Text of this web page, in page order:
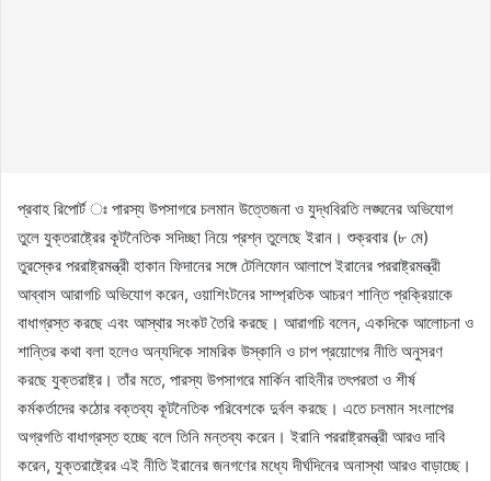
প্রবাহ রিপোর্ট ঃ পারস্য উপসাগরে চলমান উত্তেজনা ও যুদ্ধবিরতি লঙ্ঘনের অভিযোগ
তুলে যুক্তরাষ্ট্রের কূটনৈতিক সদিচ্ছা নিয়ে প্রশ্ন তুলেছে ইরান। শুক্রবার (৮ মে)
তুরস্কের পররাষ্ট্রমন্ত্রী হাকান ফিদানের সঙ্গে টেলিফোন আলাপে ইরানের পররাষ্ট্রমন্ত্রী
আব্বাস আরাগচি অভিযোগ করেন, ওয়াশিংটনের সাম্প্রতিক আচরণ শান্তি প্রক্রিয়াকে
বাধাগ্রস্ত করছে এবং আস্থার সংকট তৈরি করছে। আরাগচি বলেন, একদিকে আলোচনা ও
শান্তির কথা বলা হলেও অন্যদিকে সামরিক উস্কানি ও চাপ প্রয়োগের নীতি অনুসরণ
করছে যুক্তরাষ্ট্র। তাঁর মতে, পারস্য উপসাগরে মার্কিন বাহিনীর তৎপরতা ও শীর্ষ
কর্মকর্তাদের কঠোর বক্তব্য কূটনৈতিক পরিবেশকে দুর্বল করছে। এতে চলমান সংলাপের
অগ্রগতি বাধাগ্রস্ত হচ্ছে বলে তিনি মন্তব্য করেন। ইরানি পররাষ্ট্রমন্ত্রী আরও দাবি
করেন, যুক্তরাষ্ট্রের এই নীতি ইরানের জনগণের মধ্যে দীর্ঘদিনের অনাস্থা আরও বাড়াচ্ছে।